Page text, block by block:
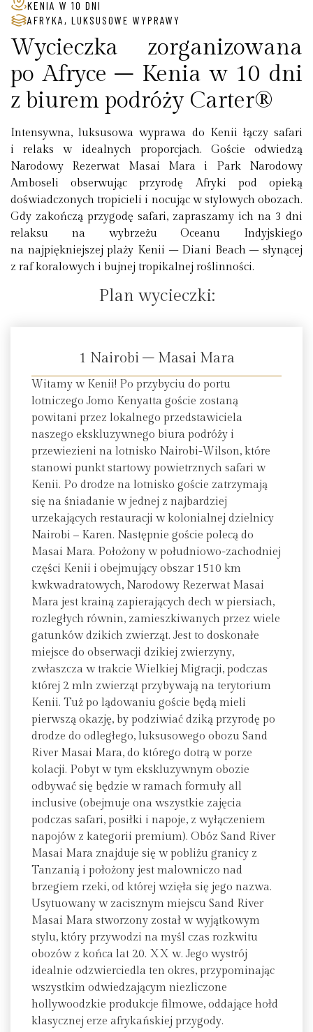
KENIA W 10 DNI
AFRYKA , LUKSUSOWE WYPRAWY
Wycieczka zorganizowana
po Afryce – Kenia w 10 dni
z biurem podróży Carter®
Intensywna, luksusowa wyprawa do Kenii łączy safari
i relaks w idealnych proporcjach. Goście odwiedzą
Narodowy Rezerwat Masai Mara i Park Narodowy
Amboseli obserwując przyrodę Afryki pod opieką
doświadczonych tropicieli i nocując w stylowych obozach.
Gdy zakończą przygodę safari, zapraszamy ich na 3 dni
relaksu na wybrzeżu Oceanu Indyjskiego
na najpiękniejszej plaży Kenii – Diani Beach – słynącej
z raf koralowych i bujnej tropikalnej roślinności.
Plan wycieczki:
1 Nairobi – Masai Mara
Witamy w Kenii! Po przybyciu do portu
lotniczego Jomo Kenyatta goście zostaną
powitani przez lokalnego przedstawiciela
naszego ekskluzywnego biura podróży i
przewiezieni na lotnisko Nairobi-Wilson, które
stanowi punkt startowy powietrznych safari w
Kenii. Po drodze na lotnisko goście zatrzymają
się na śniadanie w jednej z najbardziej
urzekających restauracji w kolonialnej dzielnicy
Nairobi ‒ Karen. Następnie goście polecą do
Masai Mara. Położony w południowo-zachodniej
części Kenii i obejmujący obszar 1510 km
kwkwadratowych, Narodowy Rezerwat Masai
Mara jest krainą zapierających dech w piersiach,
rozległych równin, zamieszkiwanych przez wiele
gatunków dzikich zwierząt. Jest to doskonałe
miejsce do obserwacji dzikiej zwierzyny,
zwłaszcza w trakcie Wielkiej Migracji, podczas
której 2 mln zwierząt przybywają na terytorium
Kenii. Tuż po lądowaniu goście będą mieli
pierwszą okazję, by podziwiać dziką przyrodę po
drodze do odległego, luksusowego obozu Sand
River Masai Mara, do którego dotrą w porze
kolacji. Pobyt w tym ekskluzywnym obozie
odbywać się będzie w ramach formuły all
inclusive (obejmuje ona wszystkie zajęcia
podczas safari, posiłki i napoje, z wyłączeniem
napojów z kategorii premium). Obóz Sand River
Masai Mara znajduje się w pobliżu granicy z
Tanzanią i położony jest malowniczo nad
brzegiem rzeki, od której wzięła się jego nazwa.
Usytuowany w zacisznym miejscu Sand River
Masai Mara stworzony został w wyjątkowym
stylu, który przywodzi na myśl czas rozkwitu
obozów z końca lat 20. XX w. Jego wystrój
idealnie odzwierciedla ten okres, przypominając
wszystkim odwiedzającym niezliczone
hollywoodzkie produkcje filmowe, oddające hołd
klasycznej erze afrykańskiej przygody.